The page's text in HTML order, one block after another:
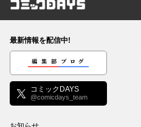
コミックDAYS
最新情報を配信中!
編集部ブログ
コミックDAYS
@comicdays_team